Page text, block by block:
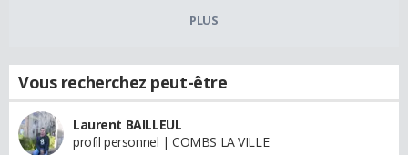
PLUS
Vous recherchez peut-être
Laurent BAILLEUL
profil personnel | COMBS LA VILLE